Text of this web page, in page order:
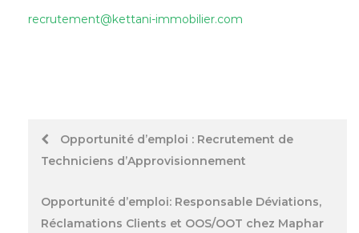
recrutement@kettani-immobilier.com
PostOpportunité d’emploi : Recrutement de
Techniciens d’Approvisionnement
Opportunité d’emploi: Responsable Déviations,
Réclamations Clients et OOS/OOT chez Maphar